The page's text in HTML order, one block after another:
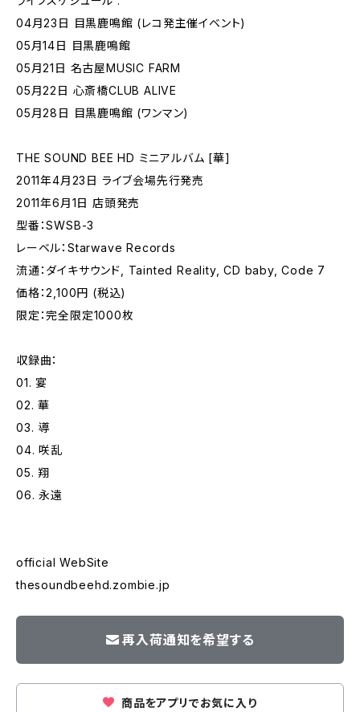
04月23日 目黒鹿鳴館 (レコ発主催イベント)
05月14日 目黒鹿鳴館
05月21日 名古屋MUSIC FARM
05月22日 心斎橋CLUB ALIVE
05月28日 目黒鹿鳴館 (ワンマン)
THE SOUND BEE HD ミニアルバム [華]
2011年4月23日 ライブ会場先行発売
2011年6月1日 店頭発売
型番：SWSB-3
レーベル：Starwave Records
流通：ダイキサウンド, Tainted Reality, CD baby, Code 7
価格：2,100円 (税込)
限定：完全限定1000枚
収録曲：
01. 宴
02. 華
03. 導
04. 咲乱
05. 翔
06. 永遠
official WebSite
thesoundbeehd.zombie.jp
再入荷通知を希望する
商品をアプリでお気に入り